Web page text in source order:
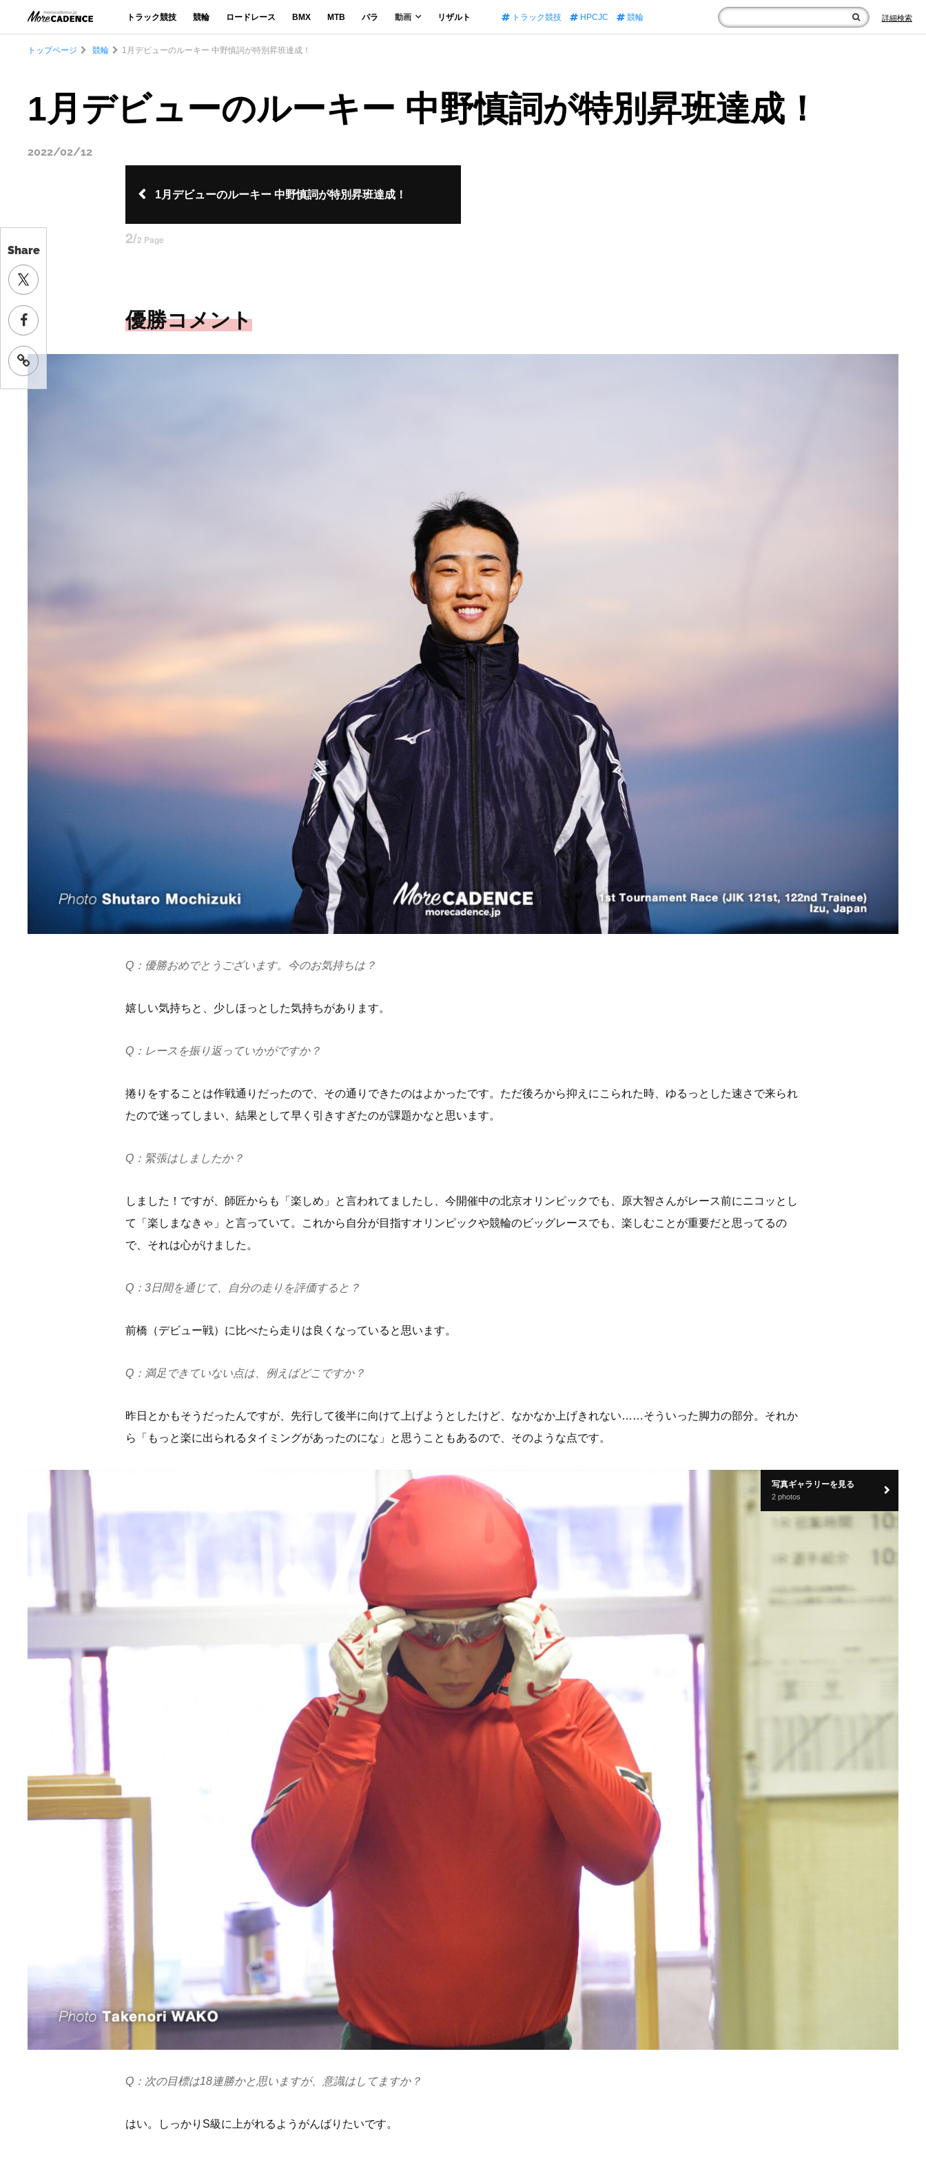
トラック競技 競輪 ロードレース BMX MTB パラ 動画 リザルト トラック競技 HPCJC 競輪 詳細検索
Share
トップページ 競輪 1月デビューのルーキー 中野慎詞が特別昇班達成！
1月デビューのルーキー 中野慎詞が特別昇班達成！
2022/02/12
1月デビューのルーキー 中野慎詞が特別昇班達成！
2/2 Page
優勝コメント
Q：優勝おめでとうございます。今のお気持ちは？
嬉しい気持ちと、少しほっとした気持ちがあります。
Q：レースを振り返っていかがですか？
捲りをすることは作戦通りだったので、その通りできたのはよかったです。ただ後ろから抑えにこられた時、ゆるっとした速さで来られ
たので迷ってしまい、結果として早く引きすぎたのが課題かなと思います。
Q：緊張はしましたか？
しました！ですが、師匠からも「楽しめ」と言われてましたし、今開催中の北京オリンピックでも、原大智さんがレース前にニコッとし
て「楽しまなきゃ」と言っていて。これから自分が目指すオリンピックや競輪のビッグレースでも、楽しむことが重要だと思ってるの
で、それは心がけました。
Q：3日間を通じて、自分の走りを評価すると？
前橋（デビュー戦）に比べたら走りは良くなっていると思います。
Q：満足できていない点は、例えばどこですか？
昨日とかもそうだったんですが、先行して後半に向けて上げようとしたけど、なかなか上げきれない……そういった脚力の部分。それか
ら「もっと楽に出られるタイミングがあったのにな」と思うこともあるので、そのような点です。
写真ギャラリーを見る
2 photos
Q：次の目標は18連勝かと思いますが、意識はしてますか？
はい。しっかりS級に上がれるようがんばりたいです。